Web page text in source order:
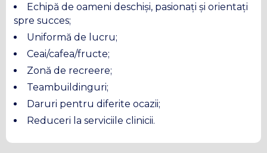
Echipă de oameni deschiși, pasionați și orientați
spre succes;
Uniformă de lucru;
Ceai/cafea/fructe;
Zonă de recreere;
Teambuildinguri;
Daruri pentru diferite ocazii;
Reduceri la serviciile clinicii.